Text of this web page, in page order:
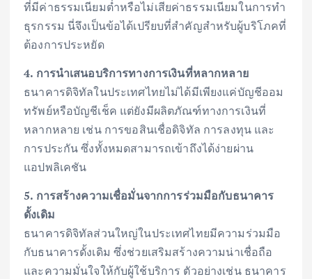
ที่มีค่าธรรมเนียมต่ำหรือไม่เสียค่าธรรมเนียมในการทำ
ธุรกรรม นี่จึงเป็นข้อได้เปรียบที่สำคัญสำหรับผู้บริโภคที่
ต้องการประหยัด
4. การนำเสนอบริการทางการเงินที่หลากหลาย
ธนาคารดิจิทัลในประเทศไทยไม่ได้มีเพียงแค่บัญชีออม
ทรัพย์หรือบัญชีเช็ค แต่ยังมีผลิตภัณฑ์ทางการเงินที่
หลากหลาย เช่น การขอสินเชื่อดิจิทัล การลงทุน และ
การประกัน ซึ่งทั้งหมดสามารถเข้าถึงได้ง่ายผ่าน
แอปพลิเคชัน
5. การสร้างความเชื่อมั่นจากการร่วมมือกับธนาคาร
ดั้งเดิม
ธนาคารดิจิทัลส่วนใหญ่ในประเทศไทยมีความร่วมมือ
กับธนาคารดั้งเดิม ซึ่งช่วยเสริมสร้างความน่าเชื่อถือ
และความมั่นใจให้กับผู้ใช้บริการ ตัวอย่างเช่น ธนาคาร